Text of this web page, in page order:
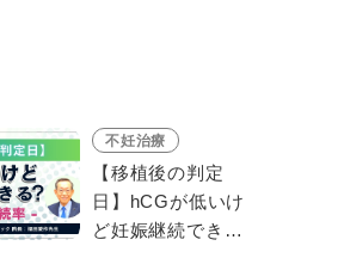
不妊治療
【移植後の判定
日】hCGが低いけ
ど妊娠継続でき